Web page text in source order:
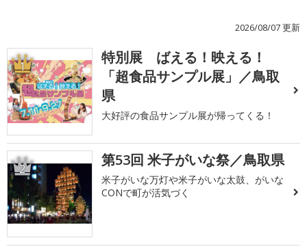
2026/08/07 更新
1
特別展 ばえる！映える！
「超食品サンプル展」／鳥取
県
大好評の食品サンプル展が帰ってくる！
2 第53回 米子がいな祭／鳥取県
米子がいな万灯や米子がいな太鼓、がいな
CONで町が活気づく